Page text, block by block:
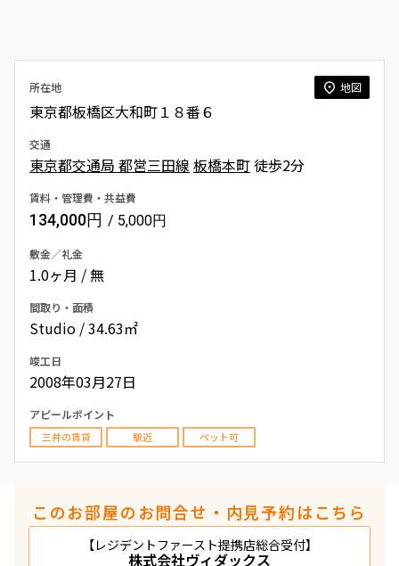
所在地 地図
東京都板橋区大和町１８番６
交通
東京都交通局 都営三田線 板橋本町徒歩2分
賃料・管理費・共益費
134,000円 / 5,000円
敷金／礼金
1.0ヶ月 / 無
間取り・面積
Studio / 34.63㎡
竣工日
2008年03月27日
アピールポイント
三井の賃貸 駅近 ペット可
このお部屋のお問合せ・内見予約はこちら
【レジデントファースト提携店総合受付】
株式会社ヴィダックス